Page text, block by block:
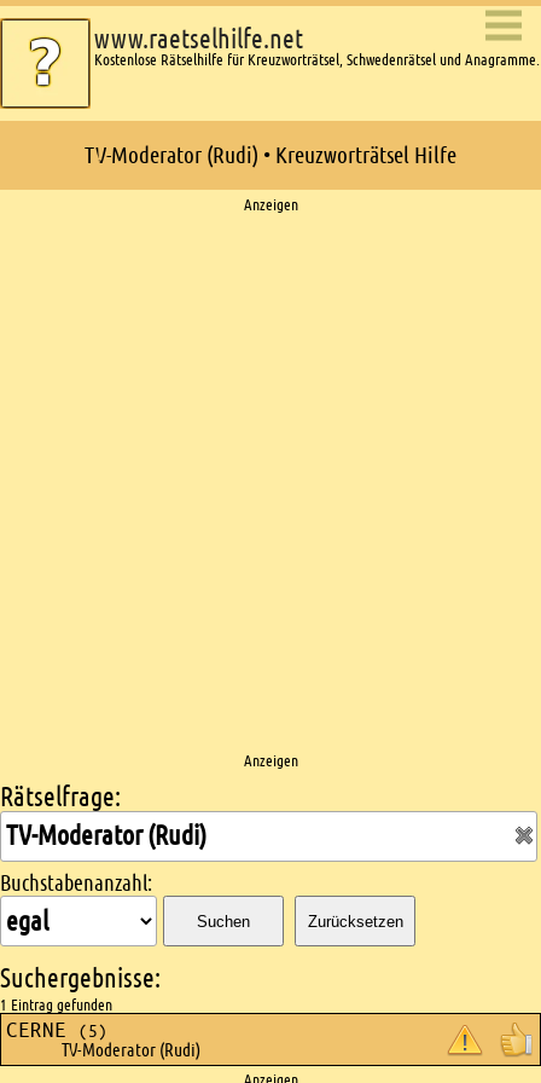
www.raetselhilfe.net
Kostenlose Rätselhilfe für Kreuzworträtsel, Schwedenrätsel und Anagramme.
TV-Moderator (Rudi) • Kreuzworträtsel Hilfe
Anzeigen
Anzeigen
Kreuzworträtsel suchen
Rätselfrage:
Buchstabenanzahl:
Suchen Zurücksetzen
Suchergebnisse:
1 Eintrag gefunden
CERNE (5)
TV-Moderator (Rudi)